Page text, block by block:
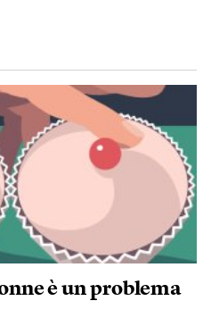
è un problema